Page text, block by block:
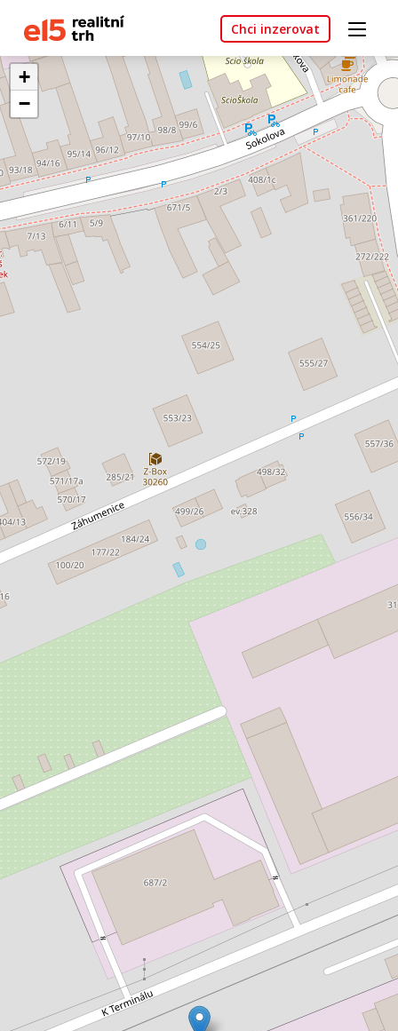
Chci inzerovat
+
−